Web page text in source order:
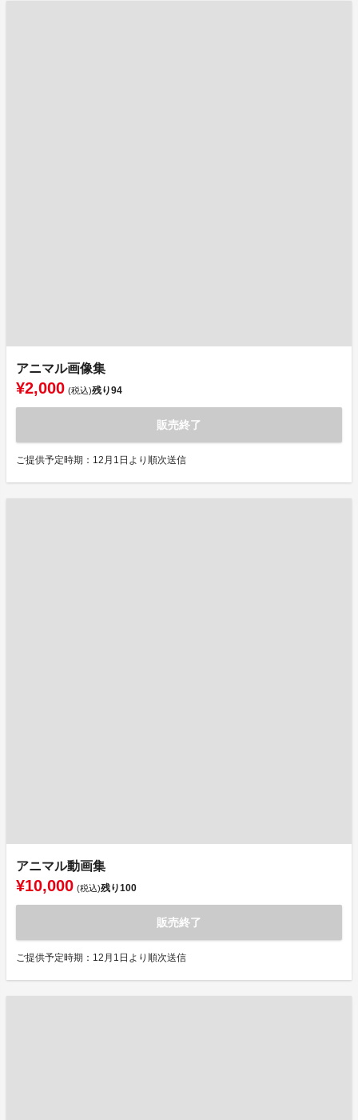
アニマル画像集
¥2,000 (税込)残り94
販売終了
ご提供予定時期：12月1日より順次送信
アニマル動画集
¥10,000 (税込)残り100
販売終了
ご提供予定時期：12月1日より順次送信